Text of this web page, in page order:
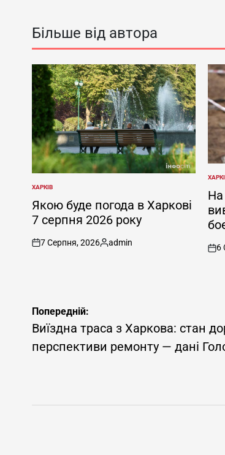
Більше від автора
ОПУБЛІКУВАТИ
У
ХАРКІВ
Якою буде погода в Харкові
7 серпня 2026 року
on
7 Серпня, 2026
Опубліковано
admin
УНа
on
6
Навігація
записів
Попередній:
Виїздна траса з Харкова: стан
перспективи ремонту — дані